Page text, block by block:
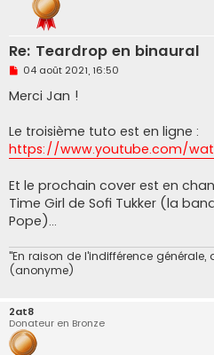
Re: Teardrop en binaural
M
s
s
g
e
n
o
l
04 août 2021, 16:50
Merci Jan !
Le troisième tuto est en ligne :
https://www.youtube.com/
Et le prochain cover est en
Time Girl de Sofi Tukker (la
Pope)...
"En raison de l'indifférence générale,
(anonyme)
2at8
Donateur en Bronze